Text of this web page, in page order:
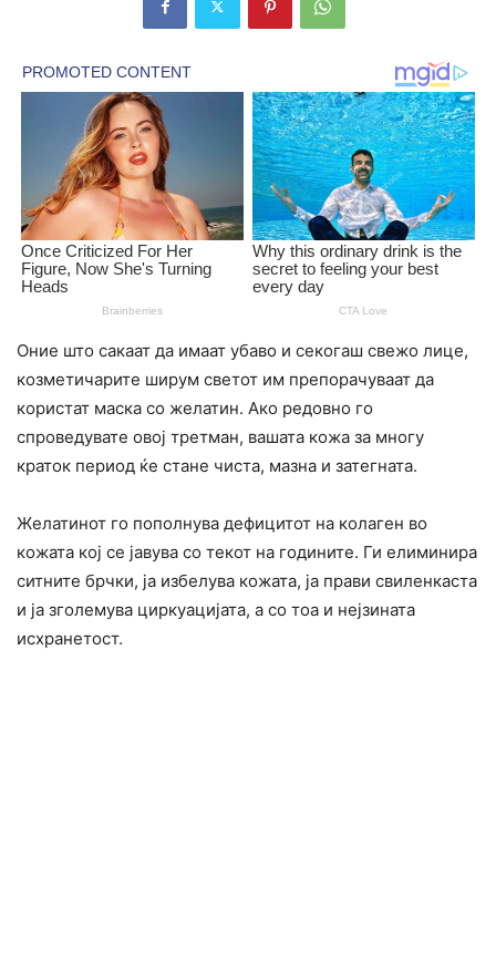
Оние што сакаат да имаат убаво и секогаш свежо лице,
козметичарите ширум светот им препорачуваат да
користат маска со желатин. Ако редовно го
спроведувате овој третман, вашата кожа за многу
краток период ќе стане чиста, мазна и затегната.
Желатинот го пополнува дефицитот на колаген во
кожата кој се јавува со текот на годините. Ги елиминира
ситните брчки, ја избелува кожата, ја прави свиленкаста
и ја зголемува циркуацијата, а со тоа и нејзината
исхранетост.